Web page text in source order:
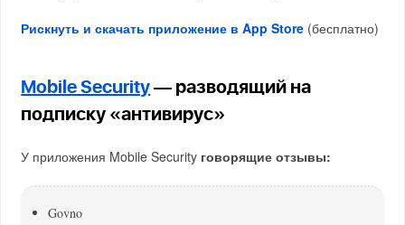
Рискнуть и скачать приложение в App Store (бесплатно)
Mobile Security — разводящий на
подписку «антивирус»
У приложения Mobile Security говорящие отзывы:
Govno